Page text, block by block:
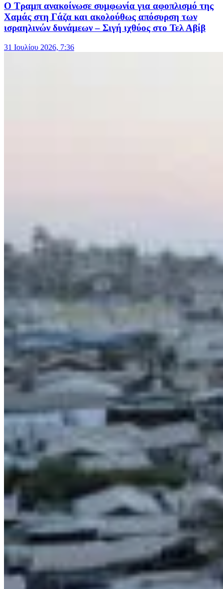
Ο Τραμπ ανακοίνωσε συμφωνία για αφοπλισμό της
Χαμάς στη Γάζα και ακολούθως απόσυρση των
ισραηλινών δυνάμεων – Σιγή ιχθύος στο Τελ Αβίβ
31 Ιουλίου 2026, 7:36